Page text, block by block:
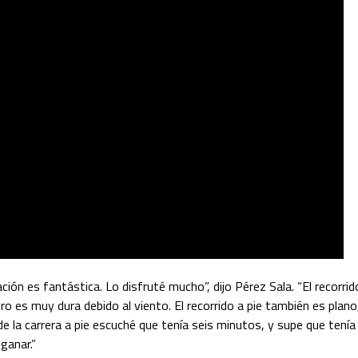
es fantástica. Lo disfruté mucho”, dijo Pérez Sala. “El
es muy dura debido al viento. El recorrido a pie también es
carrera a pie escuché que tenía seis minutos, y supe que tenía